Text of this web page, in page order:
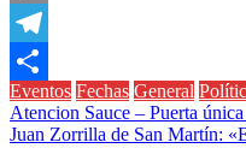
Copy
Link
Telegram
Compartir
Eventos Fechas General
Navegación
Atencion Sauce – Puerta
Juan Zorrilla de San Martín: